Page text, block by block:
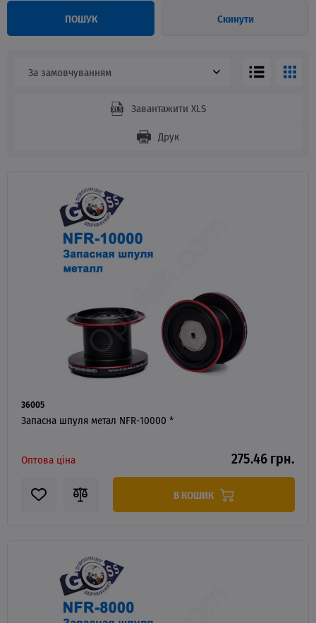
ПОШУК Скинути
За замовчуванням
Завантажити XLS
Друк
36005
Запасна шпуля метал NFR-10000 *
Оптова ціна 275.46 грн.
В КОШИК